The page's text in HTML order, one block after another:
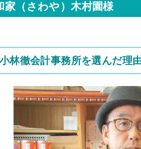
家（さわや）木村園様
林徹会計事務所を選んだ理